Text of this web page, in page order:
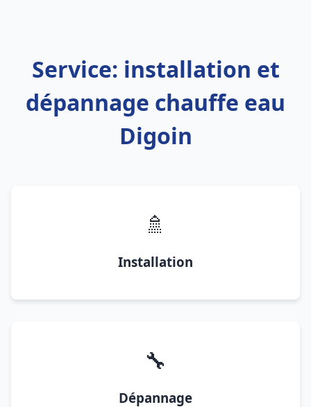
Service: installation et
dépannage chauffe eau
Digoin
🚿
Installation
🔧
Dépannage